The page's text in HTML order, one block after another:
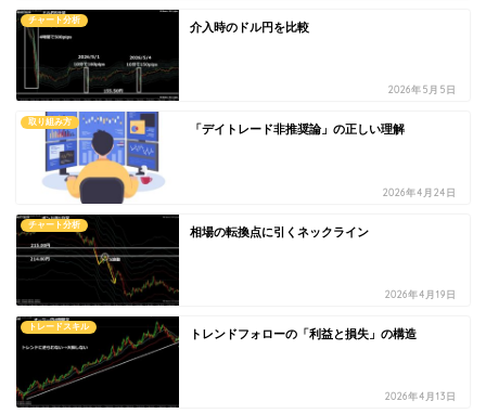
チャート分析
介入時のドル円を比較
2026年5月5日
取り組み方
「デイトレード非推奨論」の正しい理解
2026年4月24日
チャート分析
相場の転換点に引くネックライン
2026年4月19日
トレードスキル
トレンドフォローの「利益と損失」の構造
2026年4月13日